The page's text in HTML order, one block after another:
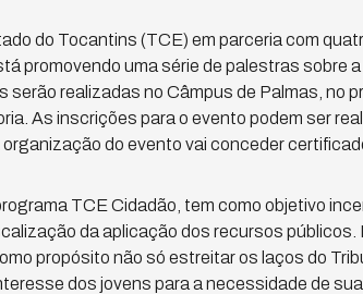
do Tocantins (TCE) em parceria com
promovendo uma série de palestras sobre
serão realizadas no Câmpus de Palmas, no
As inscrições para o evento podem ser
organização do evento vai conceder
TCE Cidadão, tem como objetivo
da aplicação dos recursos públicos.
propósito não só estreitar os laços do
dos jovens para a necessidade de